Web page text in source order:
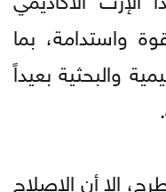
واستدامة، بما
والبحثية بعيداً
إلا أن الإصلاح